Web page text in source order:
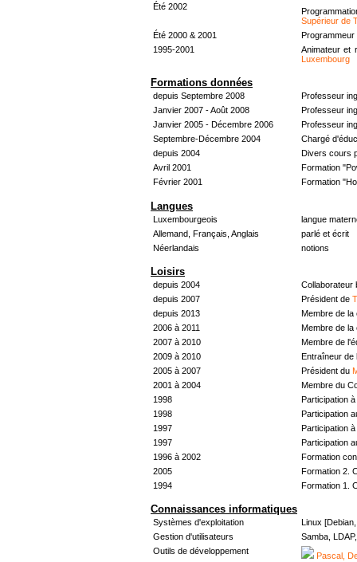
Été 2002
Supérieur de
Été 2000 & 2001
Programmeur
1995-2001
Animateur et
Luxembourg
Formations données
depuis Septembre 2008
Professeur
Janvier 2007 - Août 2008
Professeur
Janvier 2005 - Décembre 2006
Professeur
Septembre-Décembre 2004
Chargé
depuis 2004
Divers cours
Avril 2001
Formation
Février 2001
Formation
Langues
Luxembourgeois
langue
Allemand, Français, Anglais
parlé et écrit
Néerlandais
notions
Loisirs
depuis 2004
Collaborateur
depuis 2007
Président de
depuis 2013
Membre de
2006 à 2011
Membre de
2007 à 2010
Membre de
2009 à 2010
Entraîneur de
2005 à 2007
Président du
2001 à 2004
Membre du
1998
Participation à
1998
Participation
1997
Participation à
1997
Participation
1996 à 2002
Formation
2005
Formation 2.
1994
Formation 1.
Connaissances informatiques
Systèmes d'exploitation
Linux
Gestion d'utilisateurs
Samba,
Outils de développement
Pascal,